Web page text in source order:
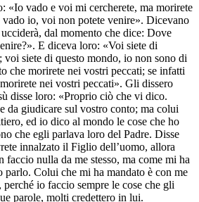
«Io vado e voi mi cercherete, ma morirete
io, voi non potete venire». Dicevano
dal momento che dice: Dove
E diceva loro: «Voi siete di
voi siete di questo mondo, io non sono di
che morirete nei vostri peccati; se infatti
nei vostri peccati». Gli dissero
disse loro: «Proprio ciò che vi dico.
da giudicare sul vostro conto; ma colui
ed io dico al mondo le cose che ho
che egli parlava loro del Padre. Disse
innalzato il Figlio dell’uomo, allora
faccio nulla da me stesso, ma come mi ha
parlo. Colui che mi ha mandato è con me
io faccio sempre le cose che gli
parole, molti credettero in lui.